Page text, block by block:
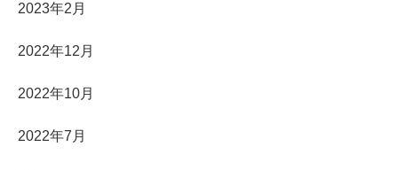
2023年2月
2022年12月
2022年10月
2022年7月